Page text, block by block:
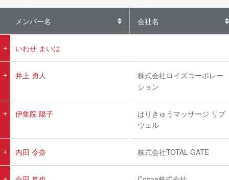
メンバー名 会社名
いわせ まいは
井上 勇人
株式会社ロイズコーポレー
ション
伊集院 陽子
はりきゅうマッサージ リブ
ウェル
内田 令奈 株式会社TOTAL GATE